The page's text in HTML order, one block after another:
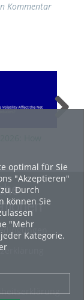
optimal für Sie
"Akzeptieren"
Durch
können Sie
"Mehr
Kategorie.
Kommentar
Price
the Net